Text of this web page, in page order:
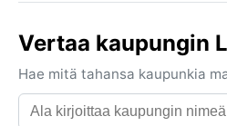
liikkuminen on helppoa, ja illat
aiheuttaa paikallisia tulvia.
korkeus, noin 1 100 metriä,
Vertaa kaupungin
Hae mitä tahansa kaupunkia